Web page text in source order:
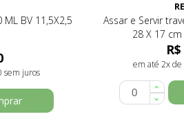
sem juros
Assar e Servir
28 X 17
em até 2x de